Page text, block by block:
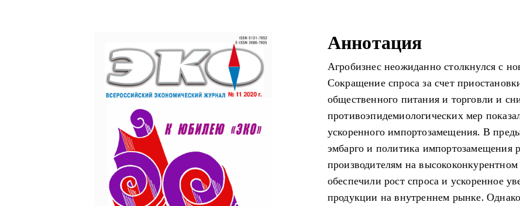
Аннотация
Агробизнес неожиданно столкнулся с
Сокращение спроса за счет
общественного питания и торговли и
противоэпидемиологических мер
ускоренного импортозамещения. В
эмбарго и политика импортозамещения
производителям на
обеспечили рост спроса и ускоренное
продукции на внутреннем рынке.